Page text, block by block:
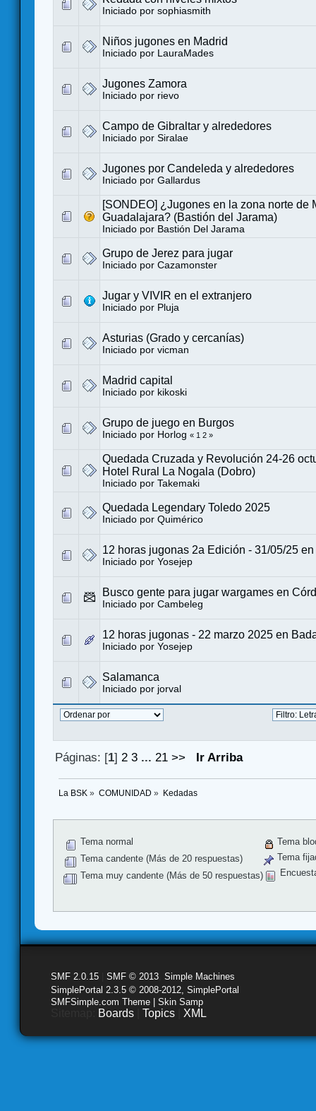
Iniciado por sophiasmith
Niños jugones en Madrid
Iniciado por LauraMades
Jugones Zamora
Iniciado por rievo
Campo de Gibraltar y alrededores
Iniciado por Siralae
Jugones por Candeleda y alrededores
Iniciado por Gallardus
[SONDEO] ¿Jugones en la zona norte de
Guadalajara? (Bastión del Jarama)
Iniciado por Bastión Del Jarama
Grupo de Jerez para jugar
Iniciado por Cazamonster
Jugar y VIVIR en el extranjero
Iniciado por Pluja
Asturias (Grado y cercanías)
Iniciado por vicman
Madrid capital
Iniciado por kikoski
Grupo de juego en Burgos
Iniciado por Horlog « 1 2 »
Quedada Cruzada y Revolución 24-26
Hotel Rural La Nogala (Dobro)
Iniciado por Takemaki
Quedada Legendary Toledo 2025
Iniciado por Quimérico
12 horas jugonas 2a Edición - 31/05/25
Iniciado por Yosejep
Busco gente para jugar wargames en
Iniciado por Cambeleg
12 horas jugonas - 22 marzo 2025 en
Iniciado por Yosejep
Salamanca
Iniciado por jorval
Páginas: [1] 2 3 ... 21 >> Ir Arriba
La BSK » COMUNIDAD » Kedadas
Tema normal
Tema candente (Más de 20 respuestas)
Tema muy candente (Más de 50 respuestas)
Tema
Tema
SMF 2.0.15 SMF © 2013 Simple Machines
SimplePortal 2.3.5 © 2008-2012, SimplePortal
SMFSimple.com Theme | Skin Samp
Boards Topics XML